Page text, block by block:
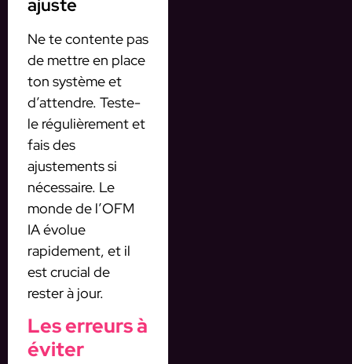
ajuste
Ne te contente pas
de mettre en place
ton système et
d’attendre. Teste-
le régulièrement et
fais des
ajustements si
nécessaire. Le
monde de l’OFM
IA évolue
rapidement, et il
est crucial de
rester à jour.
Les erreurs à
éviter